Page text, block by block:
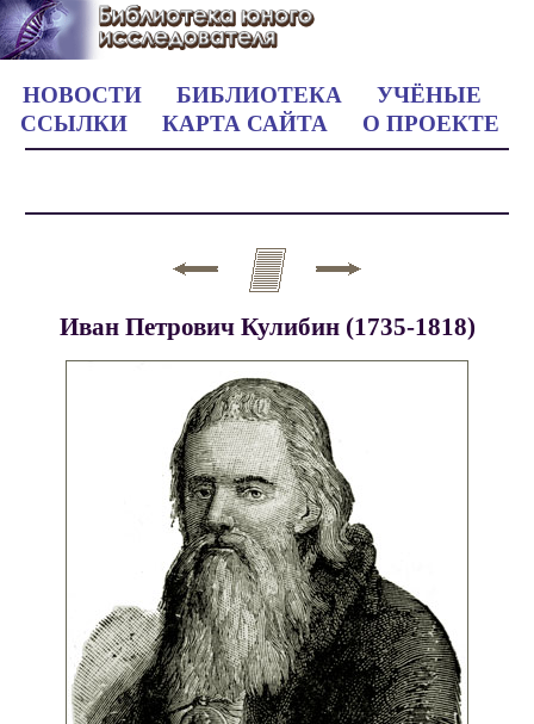
НОВОСТИ БИБЛИОТЕКА
УЧЁНЫЕ
ССЫЛКИ
КАРТА САЙТА О ПРОЕКТЕ
Иван Петрович Кулибин (1735-1818)